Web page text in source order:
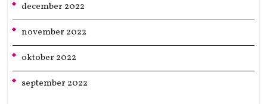
december 2022
november 2022
oktober 2022
september 2022